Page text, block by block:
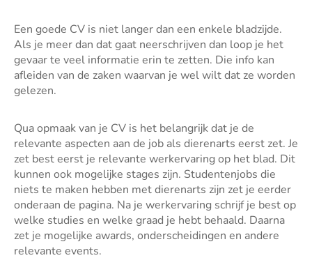
Een goede CV is niet langer dan een enkele bladzijde.
Als je meer dan dat gaat neerschrijven dan loop je het
gevaar te veel informatie erin te zetten. Die info kan
afleiden van de zaken waarvan je wel wilt dat ze worden
gelezen.
Qua opmaak van je CV is het belangrijk dat je de
relevante aspecten aan de job als dierenarts eerst zet. Je
zet best eerst je relevante werkervaring op het blad. Dit
kunnen ook mogelijke stages zijn. Studentenjobs die
niets te maken hebben met dierenarts zijn zet je eerder
onderaan de pagina. Na je werkervaring schrijf je best op
welke studies en welke graad je hebt behaald. Daarna
zet je mogelijke awards, onderscheidingen en andere
relevante events.